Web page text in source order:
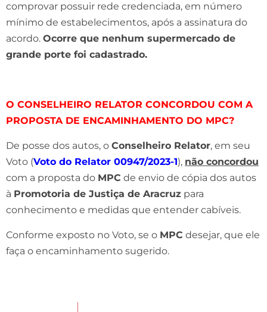
comprovar possuir rede credenciada, em número
mínimo de estabelecimentos, após a assinatura do
acordo. Ocorre que nenhum supermercado de
grande porte foi cadastrado.
O CONSELHEIRO RELATOR CONCORDOU COM A
PROPOSTA DE ENCAMINHAMENTO DO MPC?
De posse dos autos, o Conselheiro Relator, em seu
Voto (Voto do Relator 00947/2023-1), não concordou
com a proposta do MPC de envio de cópia dos autos
à Promotoria de Justiça de Aracruz para
conhecimento e medidas que entender cabíveis.
Conforme exposto no Voto, se o MPC desejar, que ele
faça o encaminhamento sugerido.